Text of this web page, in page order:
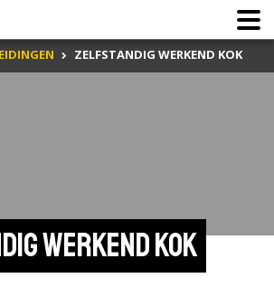
ZELFSTANDIG WERKEND KOK
werkend kok